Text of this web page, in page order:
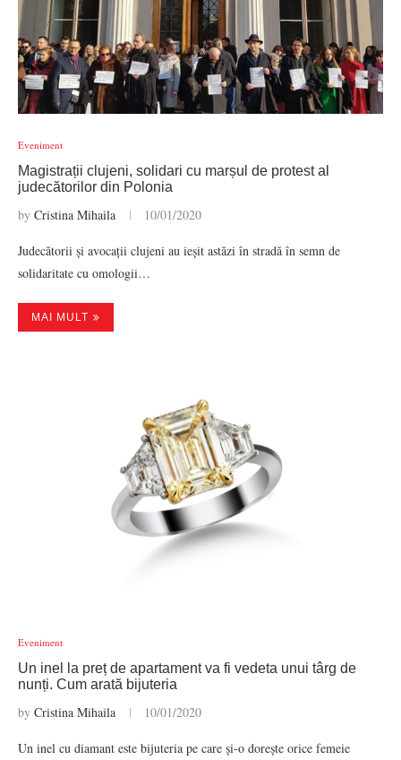
Eveniment
Magistrații clujeni, solidari cu marșul de protest al
judecătorilor din Polonia
by Cristina Mihaila 10/01/2020
Judecătorii și avocații clujeni au ieșit astăzi în stradă în semn de
solidaritate cu omologii…
MAI MULT
Eveniment
Un inel la preț de apartament va fi vedeta unui târg de
nunți. Cum arată bijuteria
by Cristina Mihaila 10/01/2020
Un inel cu diamant este bijuteria pe care și-o dorește orice femeie